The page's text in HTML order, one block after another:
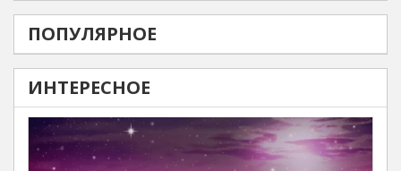
ПОПУЛЯРНОЕ
ИНТЕРЕСНОЕ